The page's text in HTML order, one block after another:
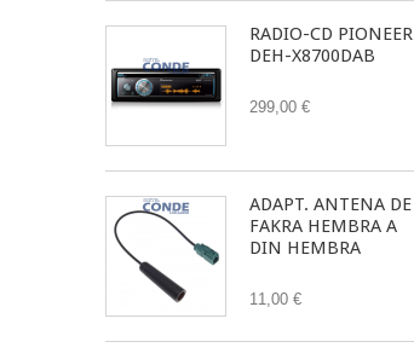
RADIO-CD PIONEER
DEH-X8700DAB
299,00 €
ADAPT. ANTENA DE
FAKRA HEMBRA A
DIN HEMBRA
11,00 €